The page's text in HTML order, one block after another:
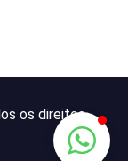
os direitos